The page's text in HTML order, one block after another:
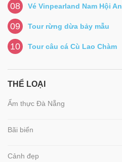
08 Vé Vinpearland Nam Hội An
09 Tour rừng dừa bảy mẫu
10 Tour câu cá Cù Lao Chàm
THỂ LOẠI
Ẩm thực Đà Nẵng
Bãi biển
Cảnh đẹp